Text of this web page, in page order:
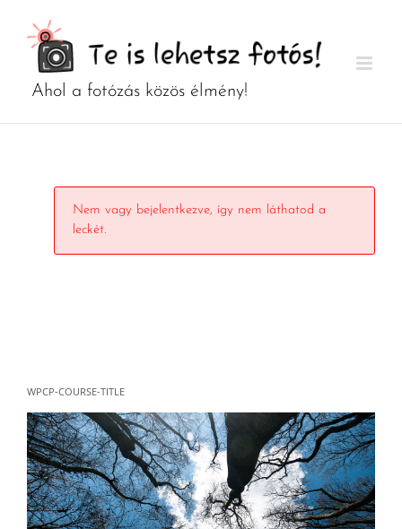
Nem vagy bejelentkezve, így nem láthatod a
leckét.
WPCP-COURSE-TITLE